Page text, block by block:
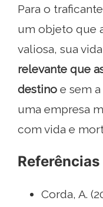
Para o
um objeto que
valiosa, sua
relevante que
destino e sem
uma empresa
com vida e
Corda, A.